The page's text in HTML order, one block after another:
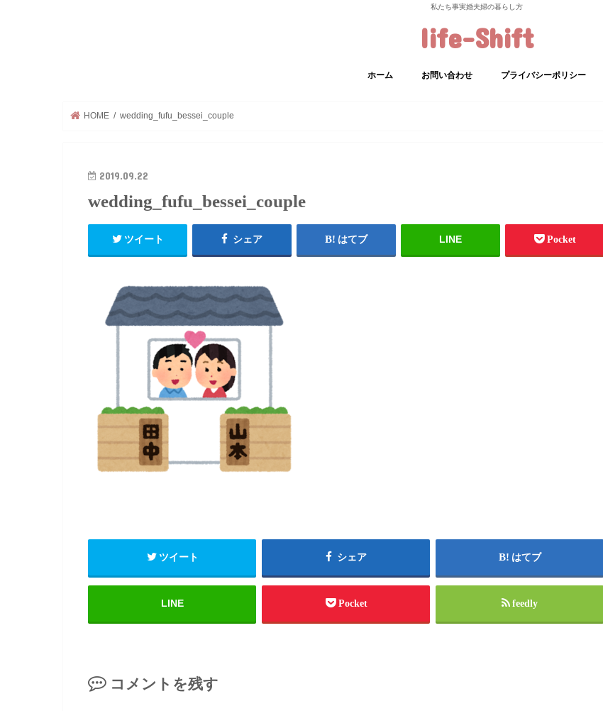
私たち事実婚夫婦の暮らし方
life-Shift
ホーム お問い合わせ プライバシーポリシー
HOME wedding_fufu_bessei_couple
2019.09.22
wedding_fufu_bessei_couple
ツイート シェア はてブ LINE Pocket
ツイート シェア はてブ
LINE Pocket feedly
コメントを残す